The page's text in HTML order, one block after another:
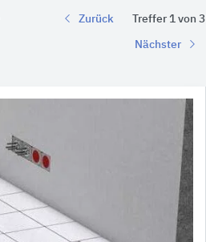
Zurück Treffer 1 von 3
Nächster